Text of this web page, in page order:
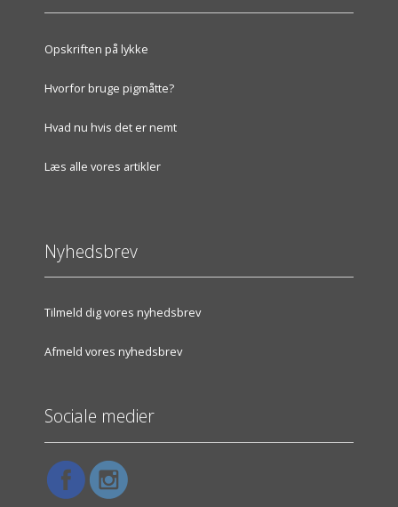
Opskriften på lykke
Hvorfor bruge pigmåtte?
Hvad nu hvis det er nemt
Læs alle vores artikler
Nyhedsbrev
Tilmeld dig vores nyhedsbrev
Afmeld vores nyhedsbrev
Sociale medier